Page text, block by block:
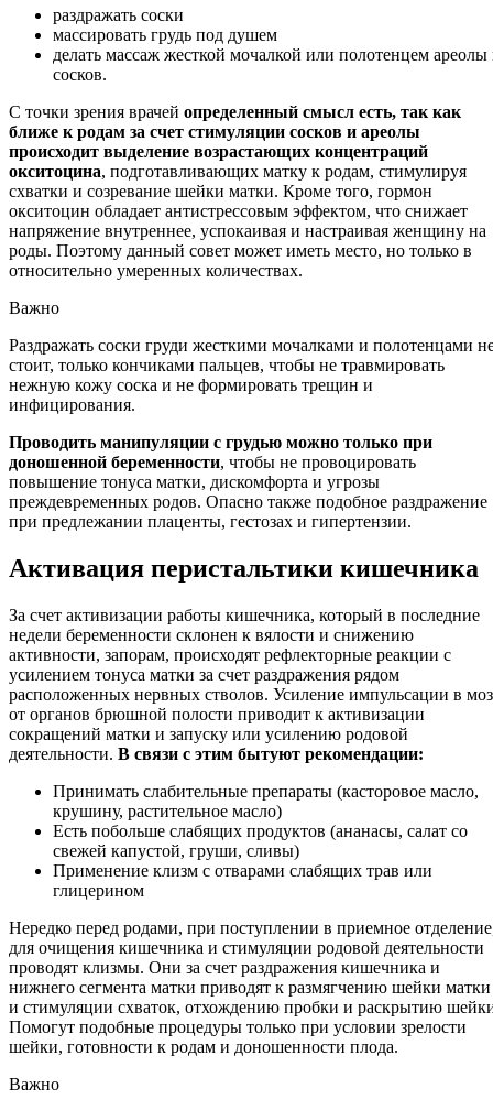
раздражать соски
массировать грудь под душем
делать массаж жесткой мочалкой или полотенцем ареолы
сосков.
С точки зрения врачей определенный смысл есть, так как
ближе к родам за счет стимуляции сосков и ареолы
происходит выделение возрастающих концентраций
окситоцина, подготавливающих матку к родам, стимулируя
схватки и созревание шейки матки. Кроме того, гормон
окситоцин обладает антистрессовым эффектом, что снижает
напряжение внутреннее, успокаивая и настраивая женщину на
роды. Поэтому данный совет может иметь место, но только в
относительно умеренных количествах.
Важно
Раздражать соски груди жесткими мочалками и полотенцами
стоит, только кончиками пальцев, чтобы не травмировать
нежную кожу соска и не формировать трещин и
инфицирования.
Проводить манипуляции с грудью можно только при
доношенной беременности, чтобы не провоцировать
повышение тонуса матки, дискомфорта и угрозы
преждевременных родов. Опасно также подобное раздражение
при предлежании плаценты, гестозах и гипертензии.
Активация перистальтики кишечника
За счет активизации работы кишечника, который в последние
недели беременности склонен к вялости и снижению
активности, запорам, происходят рефлекторные реакции с
усилением тонуса матки за счет раздражения рядом
расположенных нервных стволов. Усиление импульсации в
от органов брюшной полости приводит к активизации
сокращений матки и запуску или усилению родовой
деятельности. В связи с этим бытуют рекомендации:
Принимать слабительные препараты (касторовое масло,
крушину, растительное масло)
Есть побольше слабящих продуктов (ананасы, салат со
свежей капустой, груши, сливы)
Применение клизм с отварами слабящих трав или
глицерином
Нередко перед родами, при поступлении в приемное
для очищения кишечника и стимуляции родовой деятельности
проводят клизмы. Они за счет раздражения кишечника и
нижнего сегмента матки приводят к размягчению шейки матки
и стимуляции схваток, отхождению пробки и раскрытию
Помогут подобные процедуры только при условии зрелости
шейки, готовности к родам и доношенности плода.
Важно